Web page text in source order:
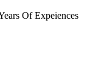
Of Expeiences